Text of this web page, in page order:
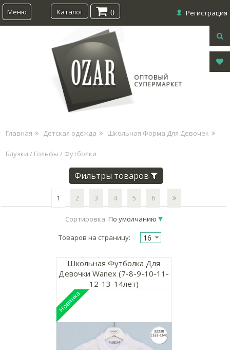
Меню Регистрация
Каталог 0
Главная Детская одежда Школьная Форма Для Девочек
Блузки / Гольфы / Футболки
Фильтры товаров
1 2 3 4 5 6
Сортировка: По умолчанию
Товаров на страницу: 16
Школьная Футболка Для
Девочки Wanex (7-8-9-10-11-
12-13-14лет)